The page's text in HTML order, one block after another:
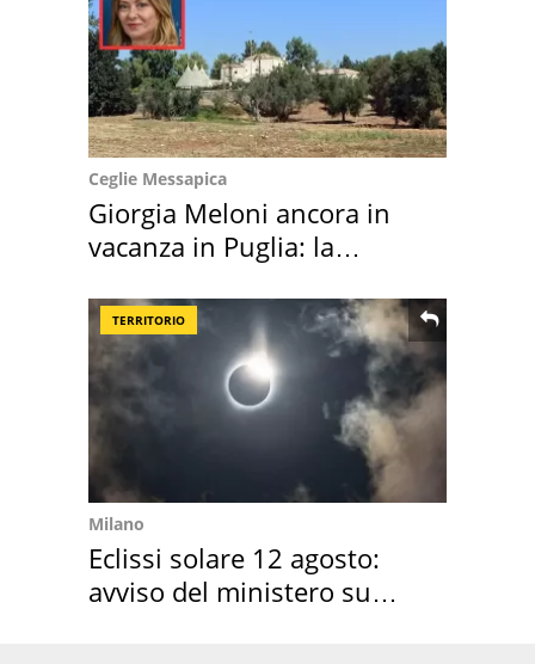
Ceglie Messapica
Giorgia Meloni ancora in
vacanza in Puglia: la
TERRITORIO
Milano
Eclissi solare 12 agosto:
avviso del ministero su